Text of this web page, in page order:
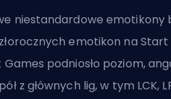
niestandardowe emotikony
emotikon na Start
Games podniosło poziom,
z głównych lig, w tym LCK,